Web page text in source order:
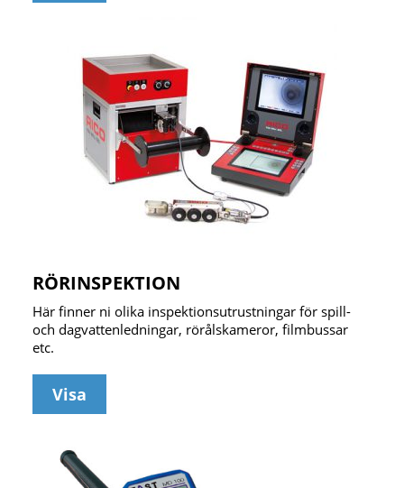
RÖRINSPEKTION
Här finner ni olika inspektionsutrustningar för spill-
och dagvattenledningar, rörålskameror, filmbussar
etc.
Visa